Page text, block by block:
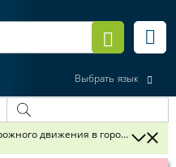
Выбрать язык
движения в городе Минске